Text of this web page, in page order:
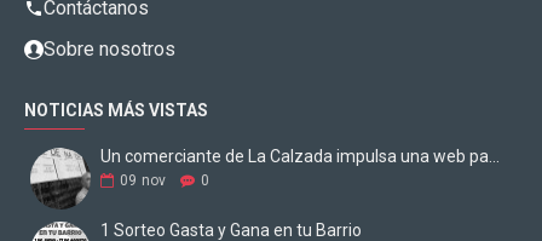
Contáctanos
Sobre nosotros
NOTICIAS MÁS VISTAS
Un comerciante de La Calzada impulsa una web para digitalizar los negocios
09 nov 0
1 Sorteo Gasta y Gana en tu Barrio